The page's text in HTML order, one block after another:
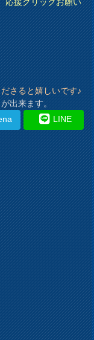
さると嬉しいです♪
出来ます。
LINE